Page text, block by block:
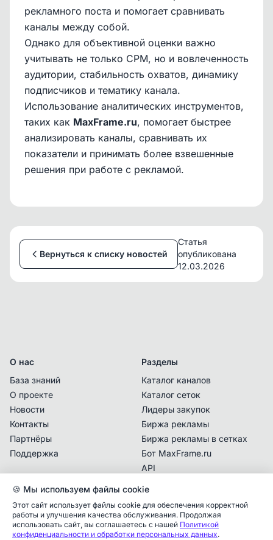
рекламного поста и помогает сравнивать
каналы между собой.
Однако для объективной оценки важно
учитывать не только CPM, но и вовлеченность
аудитории, стабильность охватов, динамику
подписчиков и тематику канала.
Использование аналитических инструментов,
таких как MaxFrame.ru, помогает быстрее
анализировать каналы, сравнивать их
показатели и принимать более взвешенные
решения при работе с рекламой.
Вернуться к списку новостей
Статья
опубликована
12.03.2026
О нас
База знаний
О проекте
Новости
Контакты
Партнёры
Поддержка
Разделы
Каталог каналов
Каталог сеток
Лидеры закупок
Биржа рекламы
Биржа рекламы в сетках
Бот MaxFrame.ru
API
Документы
Политика
конфиденциальности
Пользовательское
🍪 Мы используем файлы cookie
Этот сайт использует файлы cookie для обеспечения корректной
работы и улучшения качества обслуживания. Продолжая
использовать сайт, вы соглашаетесь с нашей Политикой
конфиденциальности и обработки персональных данных.